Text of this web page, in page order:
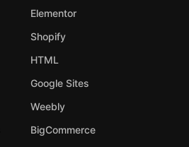
Elementor
Shopify
HTML
Google Sites
Weebly
BigCommerce